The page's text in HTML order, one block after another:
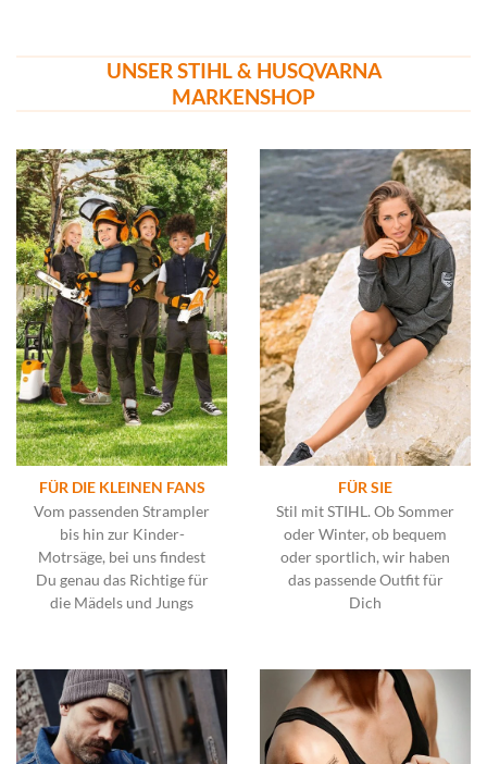
UNSER STIHL & HUSQVARNA
MARKENSHOP
FÜR DIE KLEINEN FANS
Vom passenden Strampler
bis hin zur Kinder-
Motrsäge, bei uns findest
Du genau das Richtige für
die Mädels und Jungs
FÜR SIE
Stil mit STIHL. Ob Sommer
oder Winter, ob bequem
oder sportlich, wir haben
das passende Outfit für
Dich